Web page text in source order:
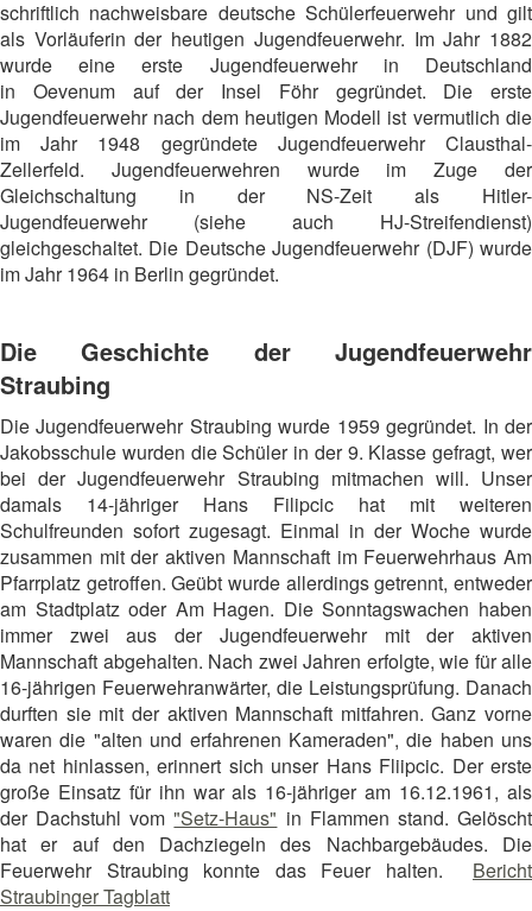
schriftlich nachweisbare deutsche Schülerfeuerwehr und gilt
als Vorläuferin der heutigen Jugendfeuerwehr. Im Jahr 1882
wurde eine erste Jugendfeuerwehr in Deutschland
in Oevenum auf der Insel Föhr gegründet. Die erste
Jugendfeuerwehr nach dem heutigen Modell ist vermutlich die
im Jahr 1948 gegründete Jugendfeuerwehr Clausthal-
Zellerfeld. Jugendfeuerwehren wurde im Zuge der
Gleichschaltung in der NS-Zeit als Hitler-
Jugendfeuerwehr (siehe auch HJ-Streifendienst)
gleichgeschaltet. Die Deutsche Jugendfeuerwehr (DJF) wurde
im Jahr 1964 in Berlin gegründet.
Die Geschichte der Jugendfeuerwehr
Straubing
Die Jugendfeuerwehr Straubing wurde 1959 gegründet. In der
Jakobsschule wurden die Schüler in der 9. Klasse gefragt, wer
bei der Jugendfeuerwehr Straubing mitmachen will. Unser
damals 14-jähriger Hans Filipcic hat mit weiteren
Schulfreunden sofort zugesagt. Einmal in der Woche wurde
zusammen mit der aktiven Mannschaft im Feuerwehrhaus Am
Pfarrplatz getroffen. Geübt wurde allerdings getrennt, entweder
am Stadtplatz oder Am Hagen. Die Sonntagswachen haben
immer zwei aus der Jugendfeuerwehr mit der aktiven
Mannschaft abgehalten. Nach zwei Jahren erfolgte, wie für alle
16-jährigen Feuerwehranwärter, die Leistungsprüfung. Danach
durften sie mit der aktiven Mannschaft mitfahren. Ganz vorne
waren die "alten und erfahrenen Kameraden", die haben uns
da net hinlassen, erinnert sich unser Hans Fliipcic. Der erste
große Einsatz für ihn war als 16-jähriger am 16.12.1961, als
der Dachstuhl vom"Setz-Haus" in Flammen stand. Gelöscht
hat er auf den Dachziegeln des Nachbargebäudes. Die
Feuerwehr Straubing konnte das Feuer halten. Bericht
Straubinger Tagblatt